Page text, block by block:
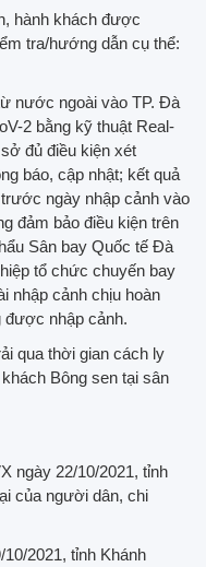
hành khách được
tra/hướng dẫn cụ thể:
nước ngoài vào TP. Đà
2 bằng kỹ thuật Real-
đủ điều kiện xét
báo, cập nhật; kết quả
ngày nhập cảnh vào
đảm bảo điều kiện trên
Sân bay Quốc tế Đà
tổ chức chuyến bay
nhập cảnh chịu hoàn
được nhập cảnh.
qua thời gian cách ly
Bông sen tại sân
ngày 22/10/2021, tỉnh
của người dân, chi
2021, tỉnh Khánh